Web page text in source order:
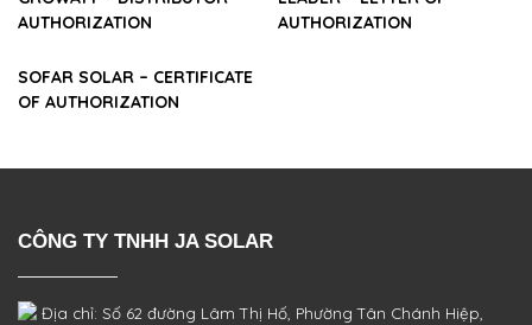
AUTHORIZATION
AUTHORIZATION
SOFAR SOLAR – CERTIFICATE
OF AUTHORIZATION
CÔNG TY TNHH JA SOLAR
Địa chỉ: Số 62 đường Lâm Thị Hố, PhườngTân Chánh Hiệp,